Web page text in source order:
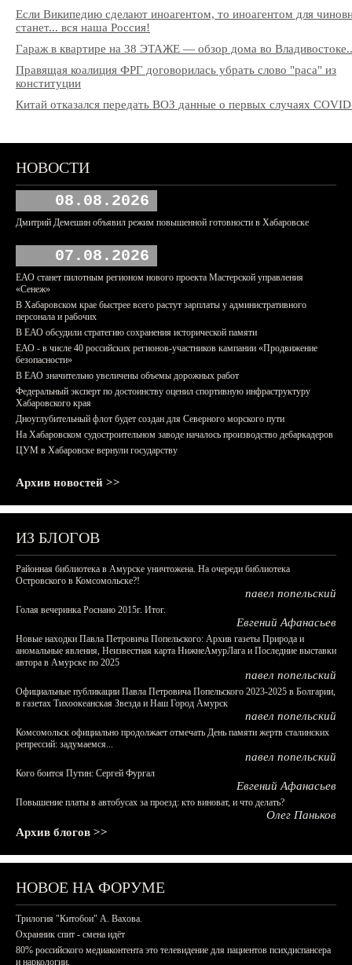
Если Википедию сделают иноагентом, то иноагентом для
станет... вся наша Россия!
Гараж в квартире на 38 ЭТАЖЕ — обзор дома во
Правящая коалиция ФРГ договорилась убрать слово "раса" из
конституции
Китай отказался передать ВОЗ данные о первых случаях
НОВОСТИ
08.08.2026
Дмитрий Демешин объявил режим повышенной готовности в Хабаровске
07.08.2026
ЕАО станет пилотным регионом нового проекта Мастерской управления
«Сенеж»
В Хабаровском крае быстрее всего растут зарплаты у административного
персонала и рабочих
В ЕАО обсудили стратегию сохранения исторической памяти
ЕАО - в числе 40 российских регионов-участников кампании «Продвижение
безопасности»
В ЕАО значительно увеличены объемы дорожных работ
Федеральный эксперт по достоинству оценил спортивную инфраструктуру
Хабаровского края
Дноуглубительный флот будет создан для Северного морского пути
На Хабаровском судостроительном заводе началось производство дебаркадеров
ЦУМ в Хабаровске вернули государству
Архив новостей >>
ИЗ БЛОГОВ
Районная библиотека в Амурске уничтожена. На очереди библиотека
Островского в Комсомольске?!
павел попельский
Голая вечеринка Роснано 2015г. Итог.
Евгений Афанасьев
Новые находки Павла Петровича Попельского: Архив газеты Природа и
аномальные явления, Неизвестная карта НижнеАмурЛага и Последние выставки
автора в Амурске по 2025
павел попельский
Официальные публикации Павла Петровича Попельского 2023-2025 в Болгарии,
в газетах Тихоокеанская Звезда и Наш Город Амурск
павел попельский
Комсомольск официально продолжает отмечать День памяти жертв сталинских
репрессий: задумаемся...
павел попельский
Кого боится Путин: Сергей Фургал
Евгений Афанасьев
Повышение платы в автобусах за проезд: кто виноват, и что делать?
Олег Паньков
Архив блогов >>
НОВОЕ НА ФОРУМЕ
Трилогия "Китобои" А. Вахова.
Охранник спит - смена идёт
80% российского медиаконтента это телевидение для пациентов психдиспансера
и наркологии.